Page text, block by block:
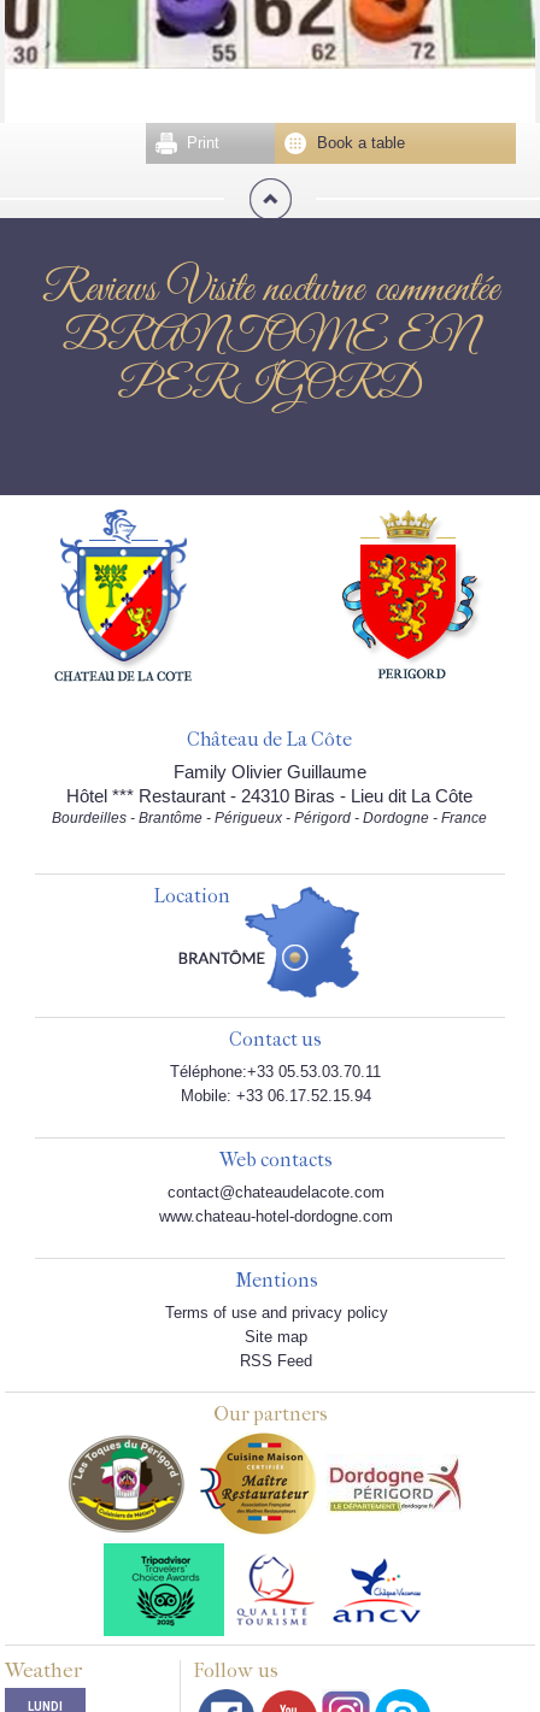
Book a table
Print
Reviews Visite nocturne commentée
BRANTOME EN
PERIGORD
Château de La Côte
Family Olivier Guillaume
Hôtel *** Restaurant - 24310 Biras - Lieu dit La Côte
Bourdeilles - Brantôme - Périgueux - Périgord - Dordogne - France
Location
Contact us
Téléphone:+33 05.53.03.70.11
Mobile: +33 06.17.52.15.94
Web contacts
contact@chateaudelacote.com
www.chateau-hotel-dordogne.com
Mentions
Terms of use and privacy policy
Site map
RSS Feed
Our partners
Weather Follow us